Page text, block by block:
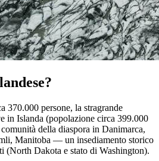
370.000 persone, la stragrande
in Islanda (popolazione circa 399.000
della diaspora in Danimarca,
Manitoba — un insediamento storico
(North Dakota e stato di Washington).